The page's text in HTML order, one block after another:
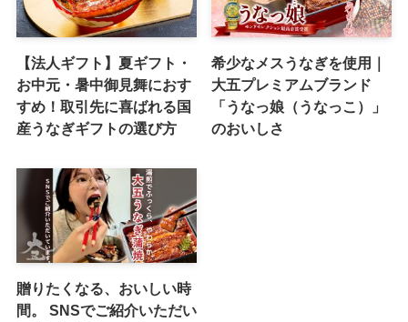
【法人ギフト】夏ギフト・
お中元・暑中御見舞におす
すめ！取引先に喜ばれる国
産うなぎギフトの選び方
希少なメスうなぎを使用｜
大五プレミアムブランド
「うなっ娘（うなっこ）」
のおいしさ
贈りたくなる、おいしい時
間。 SNSでご紹介いただい